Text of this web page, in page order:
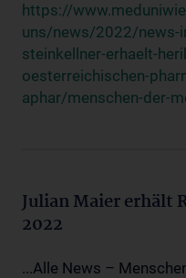
https://
uns/news/2022/news-
steinkellner-erhaelt-
oesterreichischen-
aphar/menschen-der-
Julian Maier erhält
2022
...Alle News –